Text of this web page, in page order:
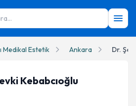
Medikal Estetik Ankara Dr.
Kebabcıoğlu